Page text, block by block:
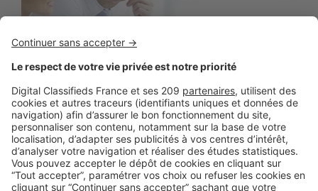
LE MARCHÉ
6 astuces pour obtenir un mandat au
bon prix